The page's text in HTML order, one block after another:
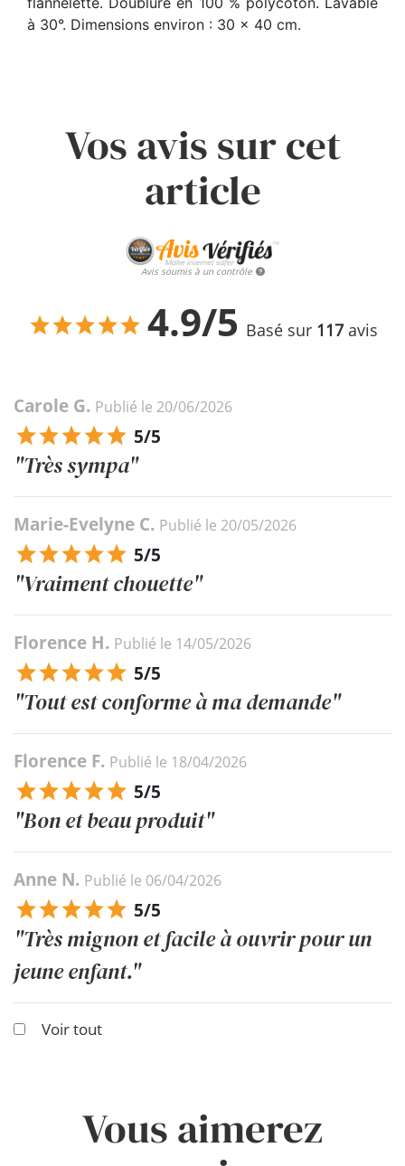
à 30°. Dimensions environ : 30 x 40 cm.
Vos avis sur cet
article
Avis soumis à un contrôle
4.9/5 Basé sur 117avis
Carole G. Publié le 20/06/2026
5/5
"Très sympa"
Marie-Evelyne C. Publié le 20/05/2026
5/5
"Vraiment chouette"
Florence H. Publié le 14/05/2026
5/5
"Tout est conforme à ma demande"
Florence F. Publié le 18/04/2026
5/5
"Bon et beau produit"
Anne N. Publié le 06/04/2026
5/5
"Très mignon et facile à ouvrir pour un
jeune enfant."
Voir tout
Vous aimerez